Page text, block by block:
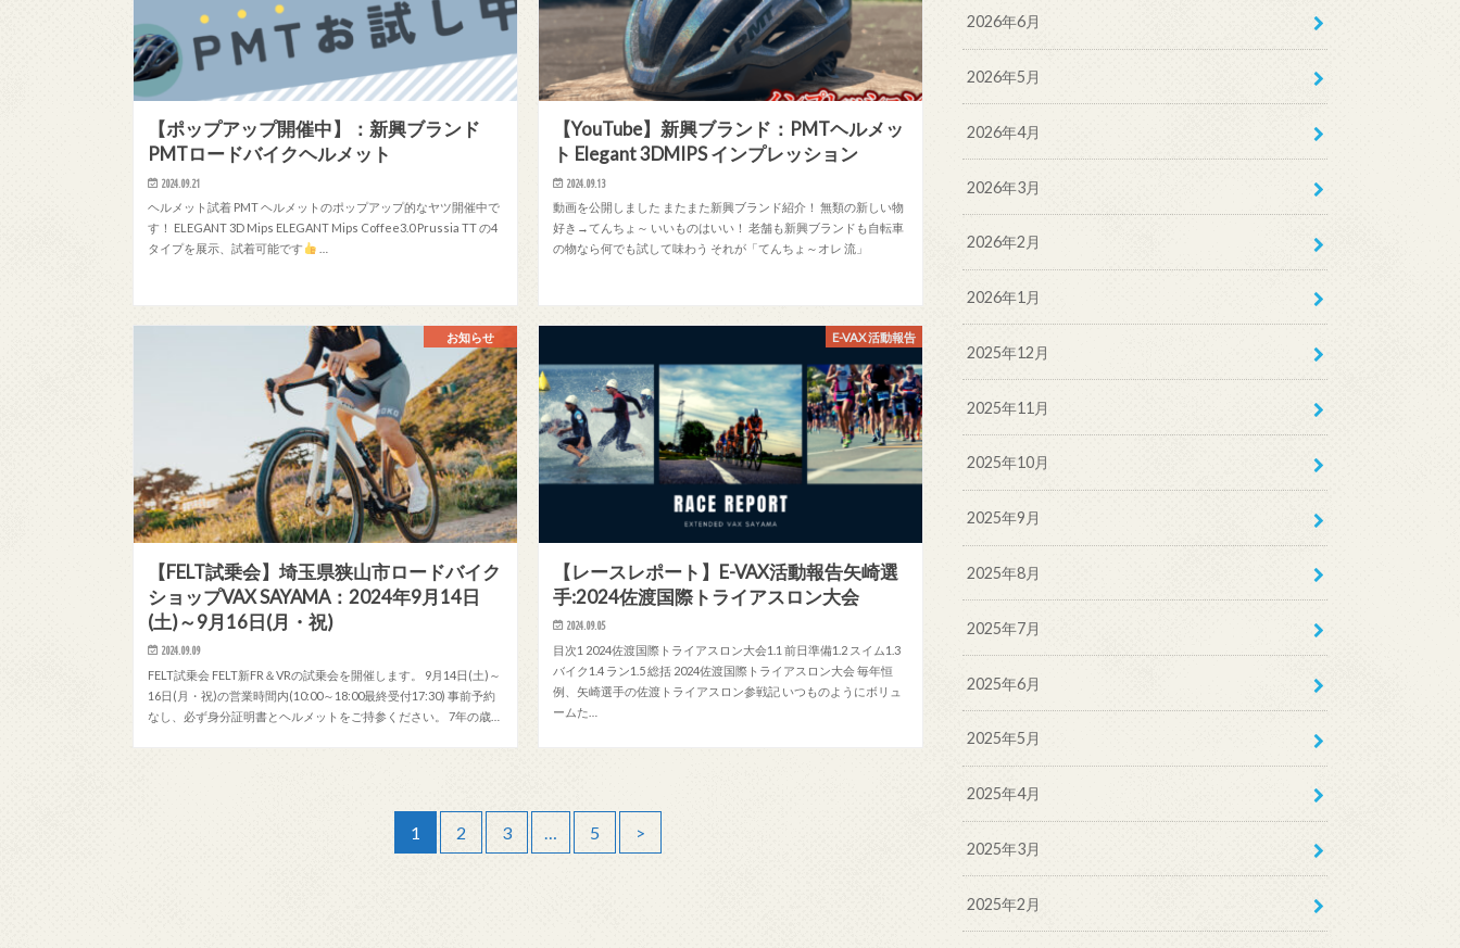
【ポップアップ開催中】：新興ブランド
PMTロードバイクヘルメット
2024.09.21
ヘルメット試着 PMT ヘルメットのポップアップ的なヤツ開催中で
す！ ELEGANT 3D Mips ELEGANT Mips Coffee3.0 Prussia TT の4
タイプを展示、試着可能です
【YouTube】新興ブランド：PMTヘルメッ
ト Elegant 3DMIPS インプレッション
2024.09.13
動画を公開しました またまた新興ブランド紹介！ 無類の新しい物
好き→てんちょ～ いいものはいい！ 老舗も新興ブランドも自転車
の物なら何でも試して味わう それが「てんちょ～オレ 流」
お知らせ
【FELT試乗会】埼玉県狭山市ロードバイク
ショップVAX SAYAMA：2024年9月14日
(土)～9月16日(月・祝)
2024.09.09
FELT試乗会 FELT新FR＆VRの試乗会を開催します。 9月14日(土)～
16日(月・祝)の営業時間内(10:00～18:00最終受付17:30) 事前予約
なし、必ず身分証明書とヘルメットをご持参ください。 7年の歳…
E-VAX 活動報告
【レースレポート】E-VAX活動報告矢崎選
手:2024佐渡国際トライアスロン大会
2024.09.05
目次1 2024佐渡国際トライアスロン大会1.1 前日準備1.2 スイム1.3
バイク1.4 ラン1.5 総括 2024佐渡国際トライアスロン大会 毎年恒
例、矢崎選手の佐渡トライアスロン参戦記 いつものようにボリュ
ームた…
1 2 3 … 5 >
2026年6月
2026年5月
2026年4月
2026年3月
2026年2月
2026年1月
2025年12月
2025年11月
2025年10月
2025年9月
2025年8月
2025年7月
2025年6月
2025年5月
2025年4月
2025年3月
2025年2月